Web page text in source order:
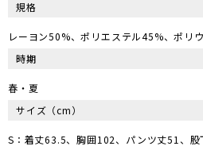
規格
レーヨン50%、ポリエステル45%、ポリ
時期
春・夏
サイズ （cm）
S：着丈63.5、胸囲102、パンツ丈51、股